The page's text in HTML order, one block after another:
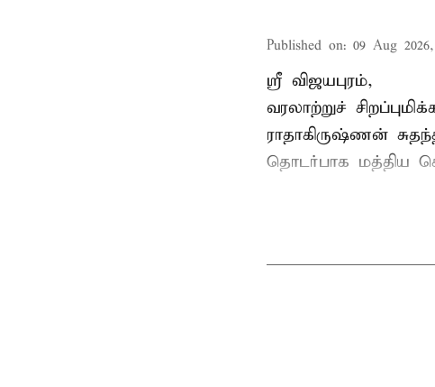
Published on: 09 Aug
ஸ்ரீ விஜயபுரம்,
வரலாற்றுச்
ராதாகிருஷ்ணன்
தொடர்பாக மத்திய